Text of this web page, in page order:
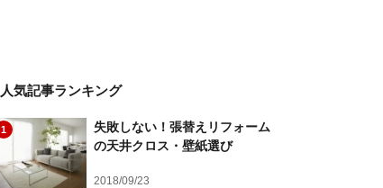
人気記事ランキング
1
失敗しない！張替えリフォーム
の天井クロス・壁紙選び
2018/09/23